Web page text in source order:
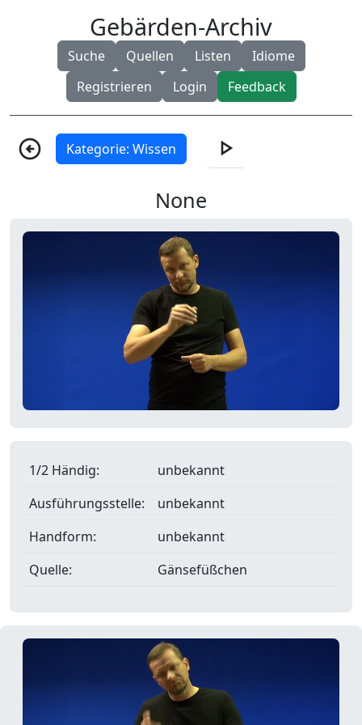
Gebärden-Archiv
Suche Quellen Listen
Idiome
Registrieren
Login Feedback
arrow_circle_left Kategorie: Wissen play_arrow
None
1/2 Händig:
unbekannt
Ausführungsstelle:
unbekannt
Handform:
unbekannt
Quelle:
Gänsefüßchen